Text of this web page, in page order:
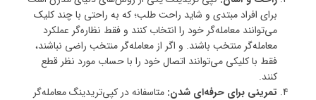
برای افراد مبتدی و شاید راحت طلب؛ که به راحتی با چند کلیک
می‌توانند معامله‌گر خود را انتخاب کنند و فقط نظاره‌گر عملکرد
معامله‌گر منتخب باشند. و اگر از معامله‌گر منتخب راضی نباشند،
فقط با کلیکی می‌توانند اتصال خود را با حساب مورد نظر قطع
کنند.
تمرینی برای حرفه‌ای شدن: متاسفانه در کپی‌تریدینگ معامله‌گر